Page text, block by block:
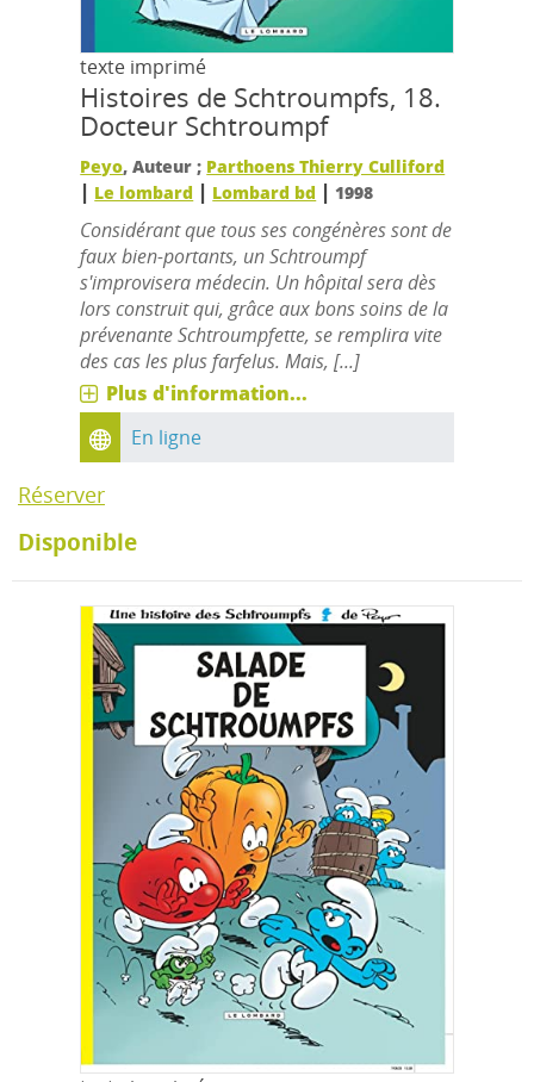
texte imprimé
Histoires de Schtroumpfs, 18.
Docteur Schtroumpf
Peyo, Auteur ; Parthoens Thierry Culliford
| Le lombard | Lombard bd | 1998
Considérant que tous ses congénères sont de
faux bien-portants, un Schtroumpf
s'improvisera médecin. Un hôpital sera dès
lors construit qui, grâce aux bons soins de la
prévenante Schtroumpfette, se remplira vite
des cas les plus farfelus. Mais, [...]
Plus d'information...
En ligne
Réserver
Disponible